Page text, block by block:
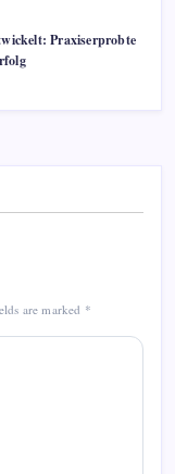
Praxiserprobte
are marked *